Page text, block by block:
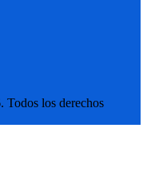
los derechos